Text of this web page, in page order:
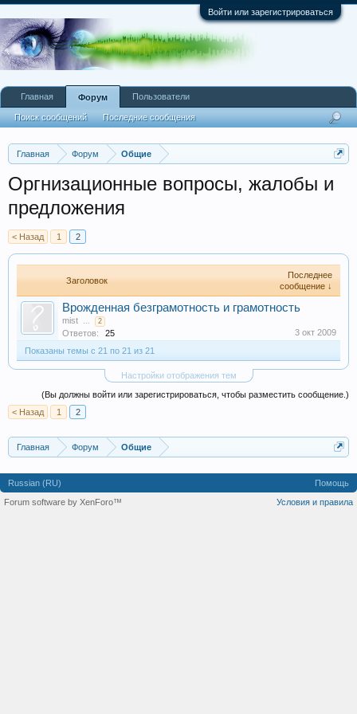
Войти или зарегистрироваться
Главная Форум Общие
Оргнизационные вопросы, жалобы и
предложения
< Назад 1 2
Заголовок
Последнее
сообщение ↓
Врожденная безграмотность и грамотность
mist ... 2
Ответов: 25
3 окт 2009
Показаны темы с 21 по 21 из 21
Настройки отображения тем
(Вы должны войти или зарегистрироваться, чтобы разместить сообщение.)
< Назад
1 2
Главная Форум Общие
Главная Форум
Поиск сообщений Последние сообщения
Пользователи
Russian (RU)
Помощь
Условия и правила
Forum software by XenForo™